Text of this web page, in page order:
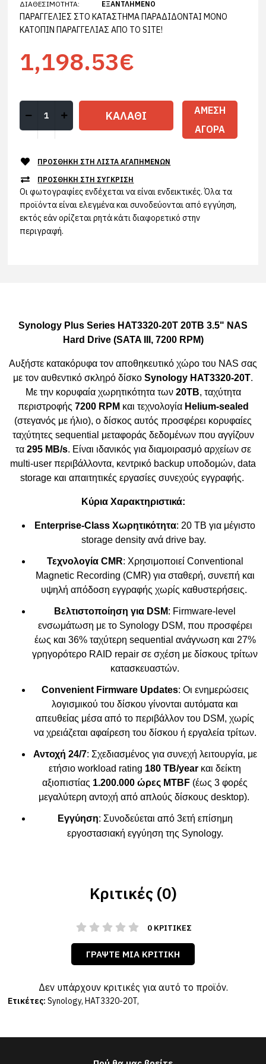
ΔΙΑΘΕΣΙΜΌΤΗΤΑ:
ΕΞΑΝΤΛΗΜΈΝΟ
ΠΑΡΑΓΓΕΛΙΕΣ ΣΤΟ ΚΑΤΑΣΤΗΜΑ ΠΑΡΑΔΙΔΟΝΤΑΙ ΜΟΝΟ
ΚΑΤΟΠΙΝ ΠΑΡΑΓΓΕΛΙΑΣ ΑΠΟ ΤΟ SITE!
1,198.53€
ΆΜΕΣΗ
ΑΓΟΡΆ
ΠΡΟΣΘΉΚΗ ΣΤΗ ΛΊΣΤΑ ΑΓΑΠΗΜΈΝΩΝ
ΠΡΟΣΘΉΚΗ ΣΤΗ ΣΎΓΚΡΙΣΗ
Οι φωτογραφίες ενδέχεται να είναι ενδεικτικές. Όλα τα
προϊόντα είναι ελεγμένα και συνοδεύονται από εγγύηση,
εκτός εάν ορίζεται ρητά κάτι διαφορετικό στην
περιγραφή.
Synology Plus Series HAT3320-20T 20TB 3.5" NAS
Hard Drive (SATA III, 7200 RPM)
Αυξήστε κατακόρυφα τον αποθηκευτικό χώρο του NAS σας
με τον αυθεντικό σκληρό δίσκο Synology HAT3320-20T.
Με την κορυφαία χωρητικότητα των 20TB, ταχύτητα
περιστροφής 7200 RPM και τεχνολογία Helium-sealed
(στεγανός με ήλιο), ο δίσκος αυτός προσφέρει κορυφαίες
ταχύτητες sequential μεταφοράς δεδομένων που αγγίζουν
τα 295 MB/s. Είναι ιδανικός για διαμοιρασμό αρχείων σε
multi-user περιβάλλοντα, κεντρικό backup υποδομών, data
storage και απαιτητικές εργασίες συνεχούς εγγραφής.
Κύρια Χαρακτηριστικά:
Enterprise-Class Χωρητικότητα: 20 TB για μέγιστο
storage density ανά drive bay.
Τεχνολογία CMR: Χρησιμοποιεί Conventional
Magnetic Recording (CMR) για σταθερή, συνεπή και
υψηλή απόδοση εγγραφής χωρίς καθυστερήσεις.
Βελτιστοποίηση για DSM: Firmware-level
ενσωμάτωση με το Synology DSM, που προσφέρει
έως και 36% ταχύτερη sequential ανάγνωση και 27%
γρηγορότερο RAID repair σε σχέση με δίσκους τρίτων
κατασκευαστών.
Convenient Firmware Updates: Οι ενημερώσεις
λογισμικού του δίσκου γίνονται αυτόματα και
απευθείας μέσα από το περιβάλλον του DSM, χωρίς
να χρειάζεται αφαίρεση του δίσκου ή εργαλεία τρίτων.
Αντοχή 24/7: Σχεδιασμένος για συνεχή λειτουργία, με
ετήσιο workload rating 180 TB/year και δείκτη
αξιοπιστίας 1.200.000 ώρες MTBF (έως 3 φορές
μεγαλύτερη αντοχή από απλούς δίσκους desktop).
Εγγύηση: Συνοδεύεται από 3ετή επίσημη
εργοστασιακή εγγύηση της Synology.
Κριτικές (0)
0 ΚΡΙΤΙΚΈΣ
ΓΡΆΨΤΕ ΜΙΑ ΚΡΙΤΙΚΉ
Δεν υπάρχουν κριτικές για αυτό το προϊόν.
Ετικέτες: Synology,HAT3320-20T,